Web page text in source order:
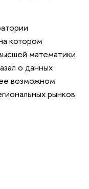
котором
математики
о данных
возможном
рынков